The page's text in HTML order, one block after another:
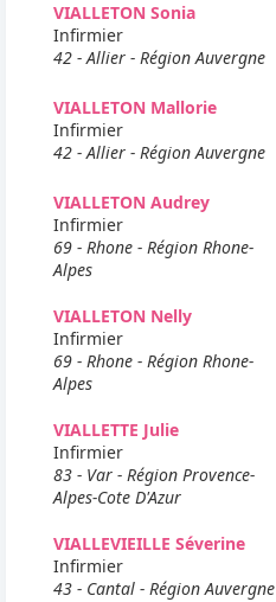
VIALLETON Sonia
Infirmier
42 - Allier - Région Auvergne
VIALLETON Mallorie
Infirmier
42 - Allier - Région Auvergne
VIALLETON Audrey
Infirmier
69 - Rhone - Région Rhone-
Alpes
VIALLETON Nelly
Infirmier
69 - Rhone - Région Rhone-
Alpes
VIALLETTE Julie
Infirmier
83 - Var - Région Provence-
Alpes-Cote D'Azur
VIALLEVIEILLE Séverine
Infirmier
43 - Cantal - Région Auvergne